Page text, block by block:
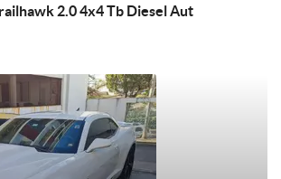
2.0 4x4 Tb Diesel Aut